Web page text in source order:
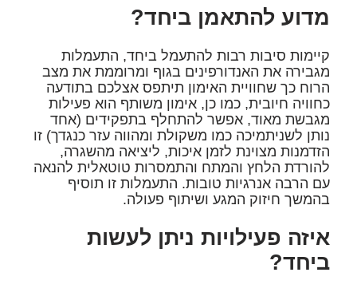
מדוע להתאמן ביחד?
קיימות סיבות רבות להתעמל ביחד, התעמלות
מגבירה את האנדורפינים בגוף ומרוממת את מצב
הרוח כך שחוויית האימון תיתפס אצלכם בתודעה
כחוויה חיובית, כמו כן, אימון משותף הוא פעילות
מגבשת מאוד, אפשר להתחלף בתפקידים (אחד
נותן לשניתמיכה כמו משקולת ומהווה עזר כנגדך) זו
הזדמנות מצוינת לזמן איכות, ליציאה מהשגרה,
להורדת הלחץ והמתח והתמסרות טוטאלית להנאה
עם הרבה אנרגיות טובות. התעמלות זו תוסיף
בהמשך חיזוק המגע ושיתוף פעולה.
איזה פעילויות ניתן לעשות
ביחד?